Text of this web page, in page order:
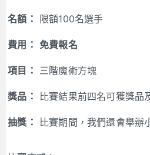
名額： 限額100名選手
費用： 免費報名
項目： 三階魔術方塊
獎品： 比賽結果前四名可獲獎品
抽獎： 比賽期間，我們還會舉辦